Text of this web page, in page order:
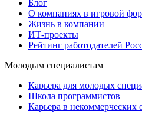
Блог
О компаниях в игровой
Жизнь в компании
ИТ-проекты
Рейтинг работодателей
Молодым специалистам
Карьера для молодых
Школа программистов
Карьера в некоммерческих